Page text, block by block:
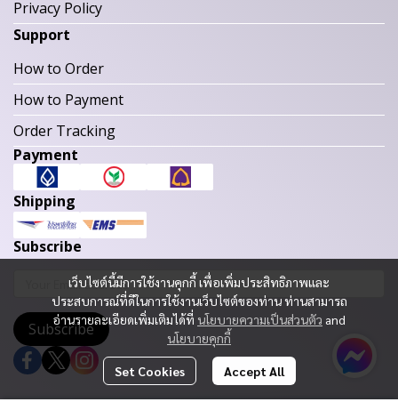
เว็บไซต์นี้มีการใช้งานคุกกี้ เพื่อเพิ่มประสิทธิภาพและ
ประสบการณ์ที่ดีในการใช้งานเว็บไซต์ของท่าน ท่านสามารถ
อ่านรายละเอียดเพิ่มเติมได้ที่ นโยบายความเป็นส่วนตัว and
นโยบายคุกกี้
Set Cookies Accept All
Privacy Policy
Support
How to Order
How to Payment
Order Tracking
Payment
Shipping
Subscribe
Subscribe